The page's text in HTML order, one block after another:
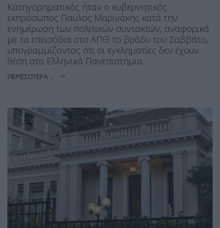
Κατηγορηματικός ήταν ο κυβερνητικός
εκπρόσωπος Παύλος Μαρινάκης κατά την
ενημέρωση των πολιτικών συντακτών, αναφορικά
με τα επεισόδια στο ΑΠΘ το βράδυ του Σαββάτο,
υπογραμμίζοντας ότι οι εγκληματίες δεν έχουν
θέση στα Ελληνικά Πανεπιστήμια.
ΠΕΡΙΣΣΌΤΕΡΑ ...